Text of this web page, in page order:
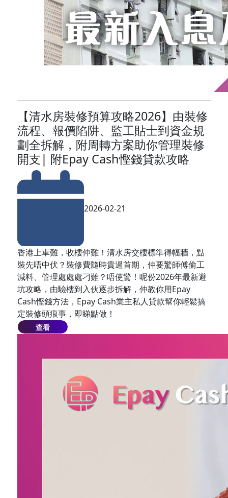
【清水房裝修預算攻略2026】由裝修
流程、報價陷阱、監工貼士到資金規
劃全拆解，附周轉方案助你管理裝修
開支| 附Epay Cash慳錢貸款攻略
2026-02-21
香港上車難，收樓仲難！清水房交樓標準得幅牆，點
裝先唔中伏？裝修費隨時貴過首期，仲要驚師傅偷工
減料、管理處處處刁難？唔使驚！呢份2026年最新避
坑攻略，由驗樓到入伙逐步拆解，仲教你用Epay
Cash慳錢方法，Epay Cash業主私人貸款幫你輕鬆搞
定裝修頭痕事，即睇點做！
查看